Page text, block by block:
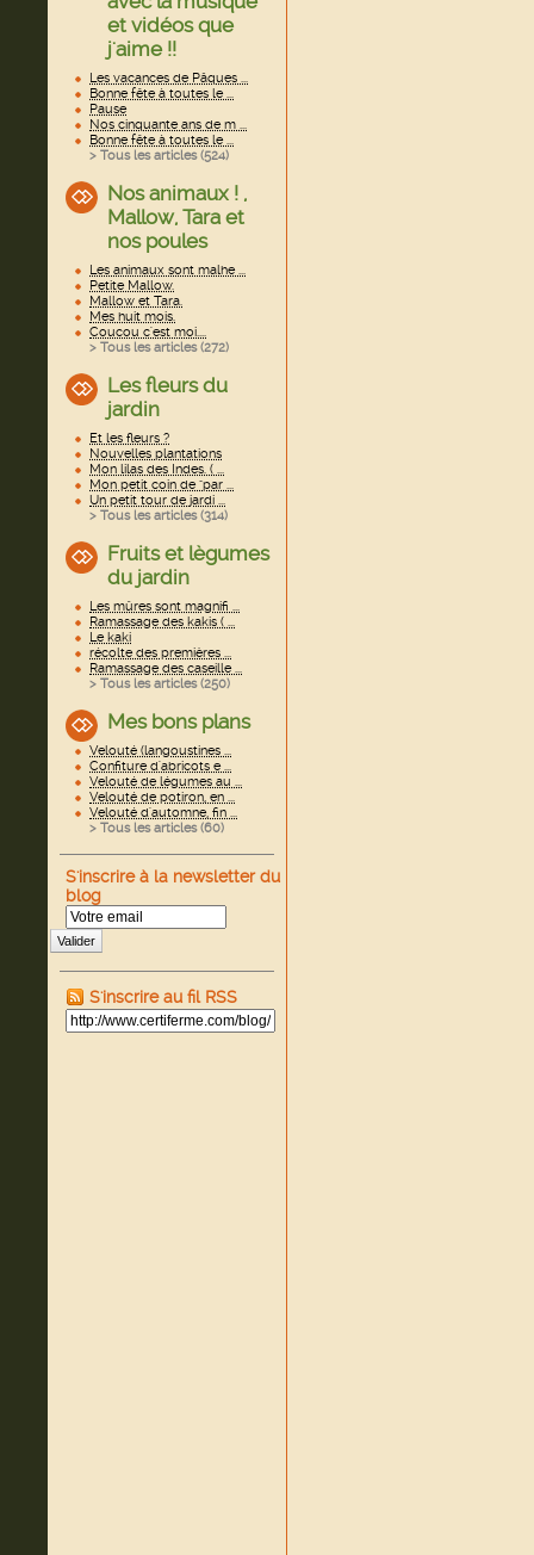
et vidéos que
j'aime !!
Les vacances de Pâques ...
Bonne fête à toutes le ...
Pause
Nos cinquante ans de m ...
Bonne fête à toutes le ...
> Tous les articles (524)
Nos animaux ! ,
Mallow, Tara et
nos poules
Les animaux sont malhe ...
Petite Mallow.
Mallow et Tara.
Mes huit mois.
Coucou c'est moi....
> Tous les articles (272)
Les fleurs du
jardin
Et les fleurs ?
Nouvelles plantations
Mon lilas des Indes. ( ...
Mon petit coin de "par ...
Un petit tour de jardi ...
> Tous les articles (314)
Fruits et lègumes
du jardin
Les mûres sont magnifi ...
Ramassage des kakis ( ...
Le kaki
récolte des premières ...
Ramassage des caseille ...
> Tous les articles (250)
Mes bons plans
Velouté (langoustines ...
Confiture d'abricots e ...
Velouté de légumes au ...
Velouté de potiron, en ...
Velouté d'automne, fin ...
> Tous les articles (60)
S'inscrire à la newsletter du
blog
Valider
S'inscrire au fil RSS